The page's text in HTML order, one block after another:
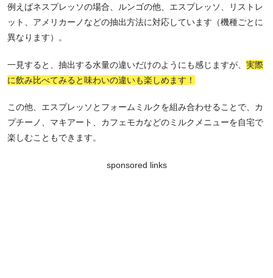
例えばネスプレッソの場合、ルンゴの他、エスプレッソ、リストレ
ット、アメリカーノなどの抽出方法に対応しています（機種ごとに
異なります）。
一見すると、抽出する水量の違いだけのようにも感じますが、 実際
に飲み比べてみると味わいの違いも楽しめます！
この他、エスプレッソとフォームミルクを組み合わせることで、カ
プチーノ、マキアート、カフェモカなどのミルクメニューを自宅で
楽しむこともできます。
sponsored links